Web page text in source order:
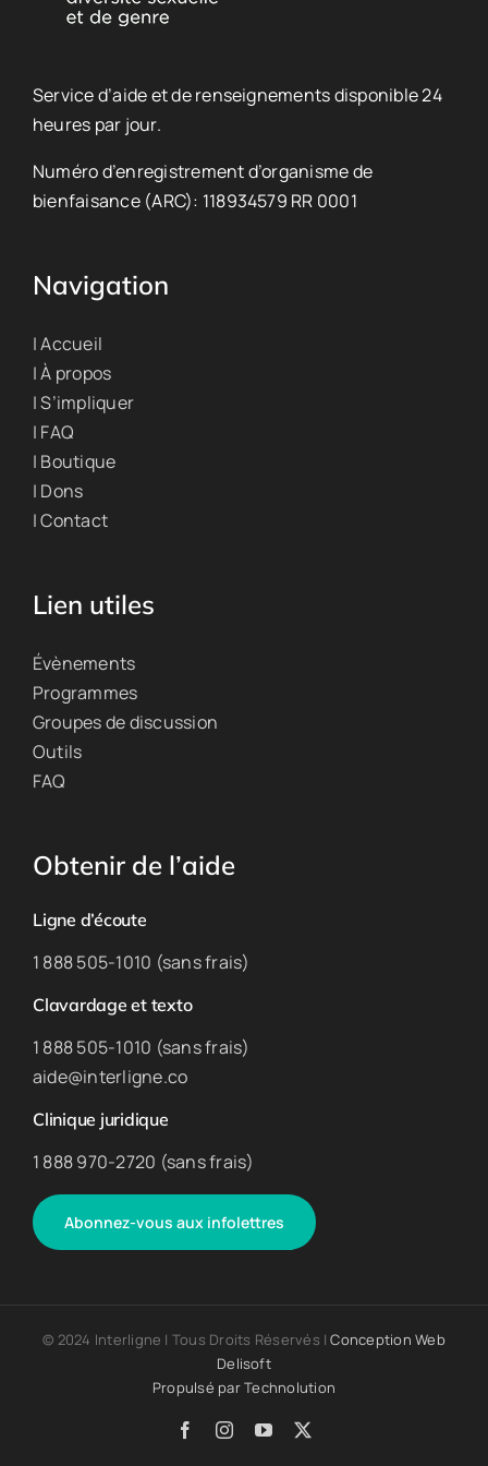
Service d’aide et de renseignements disponible 24
heures par jour.
Numéro d’enregistrement d’organisme de
bienfaisance (ARC): 118934579 RR 0001
Navigation
| Accueil
| À propos
| S’impliquer
| FAQ
| Boutique
| Dons
| Contact
Lien utiles
Évènements
Programmes
Groupes de discussion
Outils
FAQ
Obtenir de l’aide
Ligne d’écoute
1 888 505-1010 (sans frais)
Clavardage et texto
1 888 505-1010 (sans frais)
aide@interligne.co
Clinique juridique
1 888 970-2720 (sans frais)
Abonnez-vous aux infolettres
© 2024 Interligne | Tous Droits Réservés |Conception Web
Delisoft
Propulsé parTechnolution
FacebookInstagram
YouTube